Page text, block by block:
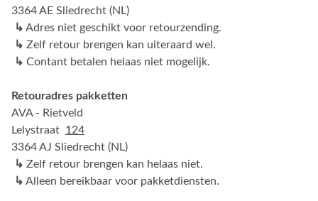
3364 AE Sliedrecht (NL)
↳ Adres niet geschikt voor retourzending.
↳ Zelf retour brengen kan uiteraard wel.
↳ Contant betalen helaas niet mogelijk.
Retouradres pakketten
AVA - Rietveld
Lelystraat 124
3364 AJ Sliedrecht (NL)
↳ Zelf retour brengen kan helaas niet.
↳ Alleen bereikbaar voor pakketdiensten.